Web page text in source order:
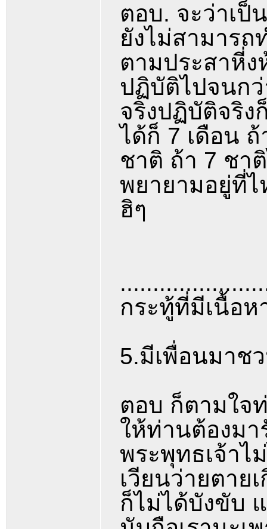
ตอบ. จะว่าเป็
ยังไม่สามาร
ตามประสาหี่
ปฏิบัติไปจนก
จริงปฏิบัติจริง
ได้ก็ 7 เดือน
ชาติ ถ้า 7 ชา
พยายามอยู่ที่
ฮิๆ
กระทู้ที่มีเนื้อห
5.มีเพื่อนมาช
ตอบ ก็ตามใจ
ให้ท่านต้องม
พระพุทธเจ้า
เวียนว่ายตา
ก็ไม่ได้บังขับ